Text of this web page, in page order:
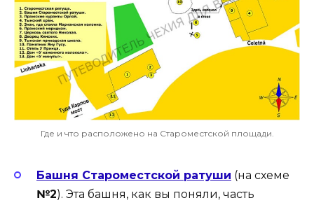
Где и что расположено на Староместской площади.
Башня Староместской ратуши (на схеме
№2). Эта башня, как вы поняли, часть